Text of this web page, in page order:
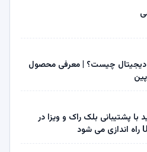
دیجیتال چیست؟ | معرفی محصول
با پشتیبانی بلک راک و ویزا در